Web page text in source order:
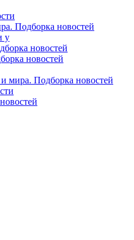
Подборка новостей
у
новостей
новостей
мира. Подборка новостей